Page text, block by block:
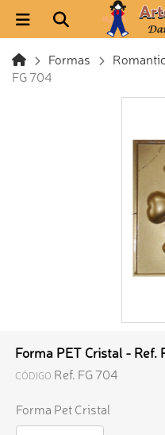
Formas
FG 704
Forma PET Cristal - Ref.
CÓDIGO Ref. FG 704
Forma Pet Cristal